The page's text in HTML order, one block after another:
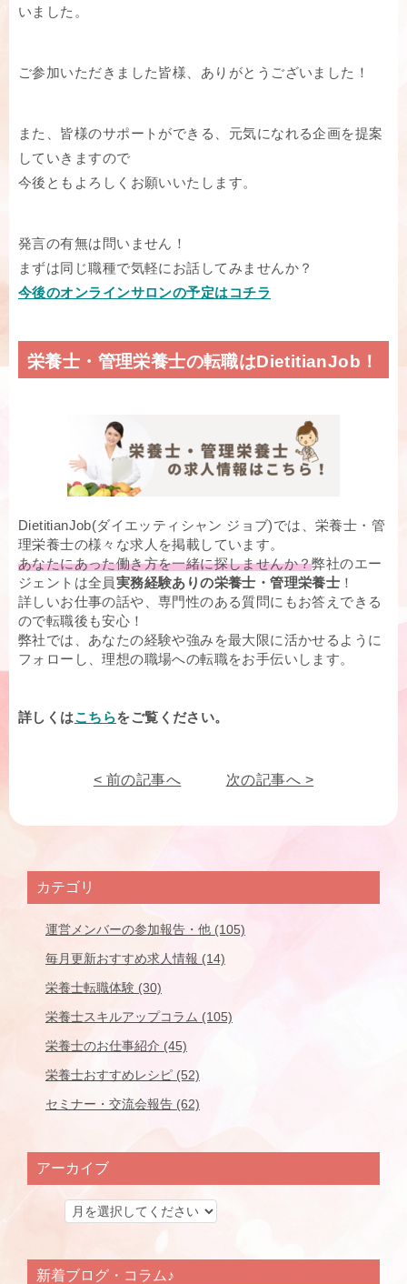
いました。
ご参加いただきました皆様、ありがとうございました！
また、皆様のサポートができる、元気になれる企画を提案
していきますので
今後ともよろしくお願いいたします。
発言の有無は問いません！
まずは同じ職種で気軽にお話してみませんか？
今後のオンラインサロンの予定はコチラ
栄養士・管理栄養士の転職はDietitianJob！
DietitianJob(ダイエッティシャン ジョブ)では、栄養士・管
理栄養士の様々な求人を掲載しています。
あなたにあった働き方を一緒に探しませんか？弊社のエー
ジェントは全員実務経験ありの栄養士・管理栄養士 ！
詳しいお仕事の話や、専門性のある質問にもお答えできる
ので転職後も安心！
弊社では、あなたの経験や強みを最大限に活かせるように
フォローし、理想の職場への転職をお手伝いします。
詳しくはこちらをご覧ください。
< 前の記事へ 次の記事へ >
カテゴリ
運営メンバーの参加報告・他 (105)
毎月更新おすすめ求人情報 (14)
栄養士転職体験 (30)
栄養士スキルアップコラム (105)
栄養士のお仕事紹介 (45)
栄養士おすすめレシピ (52)
セミナー・交流会報告 (62)
アーカイブ
新着ブログ・コラム♪